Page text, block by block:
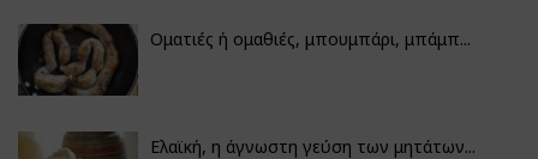
Οματιές ή ομαθιές, μπουμπάρι, μπάμπ...
Ελαϊκή, η άγνωστη γεύση των μητάτων...